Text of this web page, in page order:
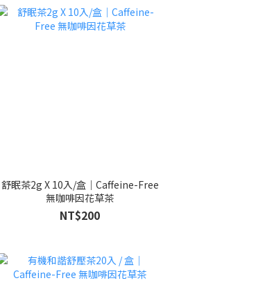
舒眠茶2g X 10入/盒｜Caffeine-Free
無咖啡因花草茶
NT$200